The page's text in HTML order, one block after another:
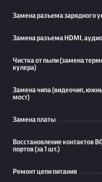
Замена разъема зарядного
Замена разъема HDMI,
Чистка от пыли (замена
кулера)
Замена чипа (видеочип,
мост)
Замена платы
Восстановление контактов
портов (за 1 шт.)
Ремонт цепи питания